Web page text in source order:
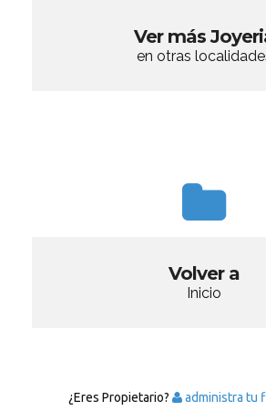
Ver más
en otras
Volver a
Inicio
¿Eres Propietario? administra tu